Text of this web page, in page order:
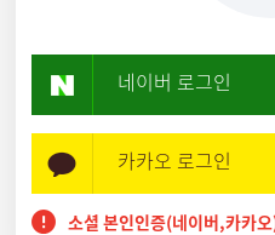
네이버 로그인
카카오 로그인
소셜 본인인증(네이버,카카